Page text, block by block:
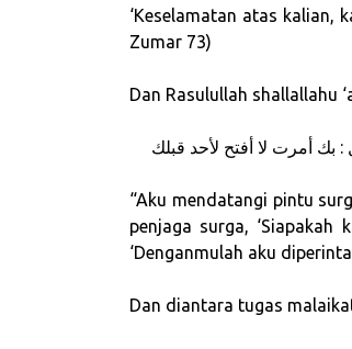
‘Keselamatan atas kalian,
Zumar 73)
Dan Rasulullah shallallahu
بك أمرت لا أفتح لأحد قبلك
“Aku mendatangi pintu
penjaga surga, ‘Siapakah
‘Denganmulah aku
Dan diantara tugas